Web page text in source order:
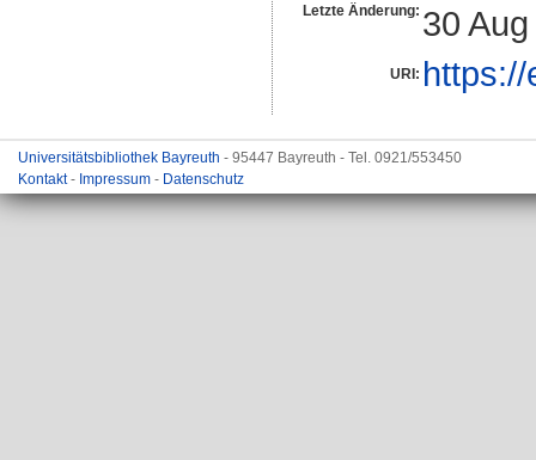
Letzte Änderung: 30
URI:
Universitätsbibliothek Bayreuth - 95447 Bayreuth - Tel. 0921/553450
Kontakt- Impressum - Datenschutz